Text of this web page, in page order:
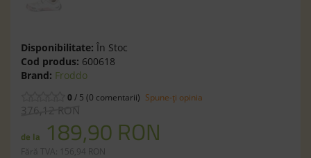
Disponibilitate: În Stoc
Cod produs: 600618
Brand: Froddo
0/ 5 (0 comentarii) Spune-ţi opinia
376,12 RON
de la 189,90 RON
Fără TVA: 156,94 RON